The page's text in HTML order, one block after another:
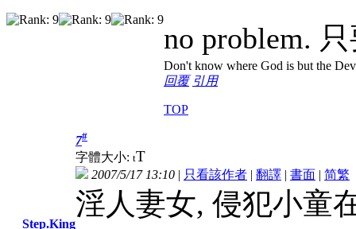
no problem.
Don't know where God is but the
回覆 引用
TOP
Step.King
7#
字體大小: tT
2007/5/17 13:10 | 只看該作者 | 翻譯 | 書面 | 简繁
淫人妻女, 侵犯小童